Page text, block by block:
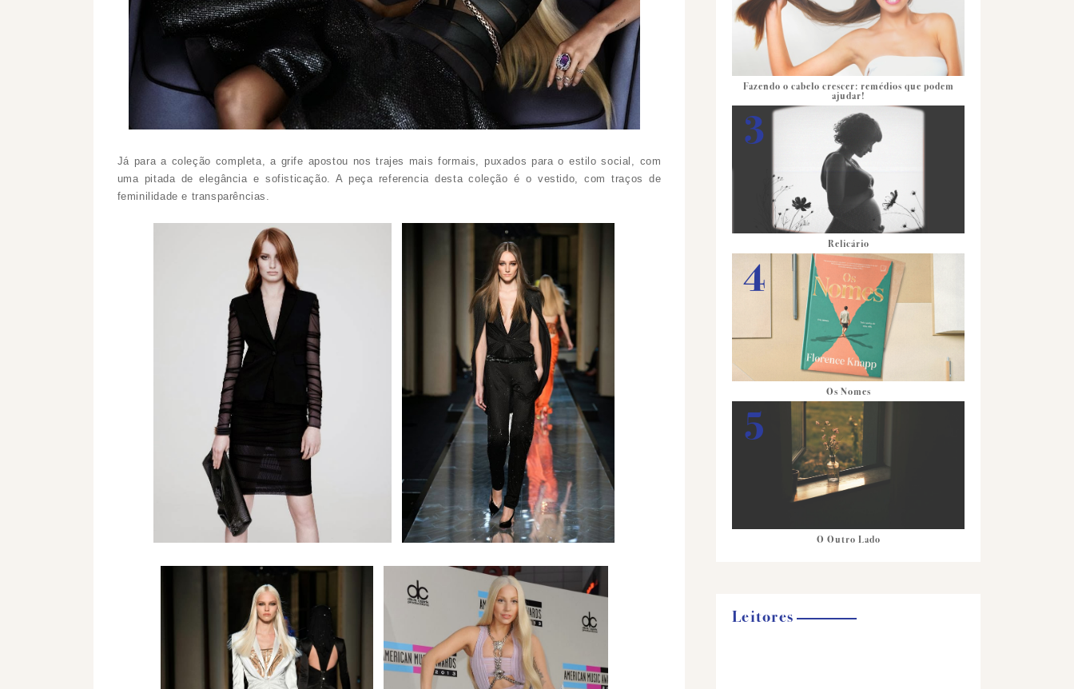
Já para a coleção completa, a grife apostou nos trajes mais formais, puxados para o estilo social, com
uma pitada de elegância e sofisticação. A peça referencia desta coleção é o vestido, com traços de
feminilidade e transparências.
Fazendo o cabelo crescer: remédios que podem
ajudar!
Relicário
Os Nomes
O Outro Lado
Leitores